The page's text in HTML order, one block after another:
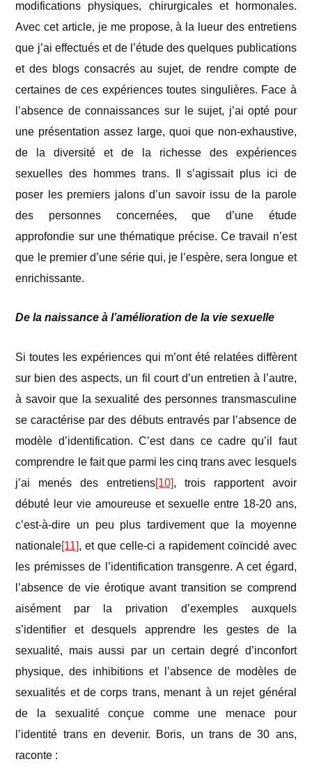
modifications physiques, chirurgicales et hormonales.
Avec cet article, je me propose, à la lueur des entretiens
que j’ai effectués et de l’étude des quelques publications
et des blogs consacrés au sujet, de rendre compte de
certaines de ces expériences toutes singulières. Face à
l’absence de connaissances sur le sujet, j’ai opté pour
une présentation assez large, quoi que non-exhaustive,
de la diversité et de la richesse des expériences
sexuelles des hommes trans. Il s’agissait plus ici de
poser les premiers jalons d’un savoir issu de la parole
des personnes concernées, que d’une étude
approfondie sur une thématique précise. Ce travail n’est
que le premier d’une série qui, je l’espère, sera longue et
enrichissante.
De la naissance à l’amélioration de la vie sexuelle
Si toutes les expériences qui m’ont été relatées diffèrent
sur bien des aspects, un fil court d’un entretien à l’autre,
à savoir que la sexualité des personnes transmasculine
se caractérise par des débuts entravés par l’absence de
modèle d’identification. C’est dans ce cadre qu’il faut
comprendre le fait que parmi les cinq trans avec lesquels
j’ai menés des entretiens[10], trois rapportent avoir
débuté leur vie amoureuse et sexuelle entre 18-20 ans,
c’est-à-dire un peu plus tardivement que la moyenne
nationale[11], et que celle-ci a rapidement coïncidé avec
les prémisses de l’identification transgenre. A cet égard,
l’absence de vie érotique avant transition se comprend
aisément par la privation d’exemples auxquels
s’identifier et desquels apprendre les gestes de la
sexualité, mais aussi par un certain degré d’inconfort
physique, des inhibitions et l’absence de modèles de
sexualités et de corps trans, menant à un rejet général
de la sexualité conçue comme une menace pour
l’identité trans en devenir. Boris, un trans de 30 ans,
raconte :